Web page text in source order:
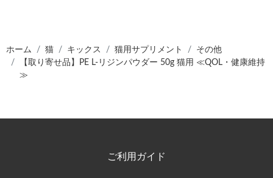
ホーム 猫 キックス 猫用サプリメント
その他
【取り寄せ品】PE L-リジンパウダー 50g 猫用 ≪QOL・健康維持
≫
ご利用ガイド